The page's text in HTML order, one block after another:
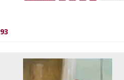
93